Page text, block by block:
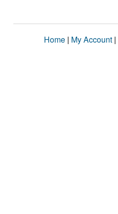
Home | My Account |